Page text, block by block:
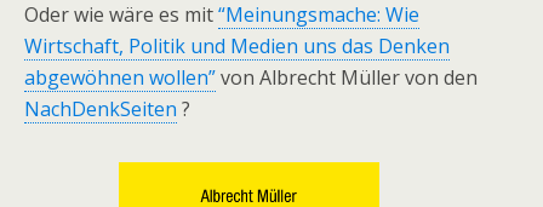
Oder wie wäre es mit“Meinungsmache: Wie
Wirtschaft, Politik und Medien uns das Denken
abgewöhnen wollen”von Albrecht Müller von den
NachDenkSeiten ?